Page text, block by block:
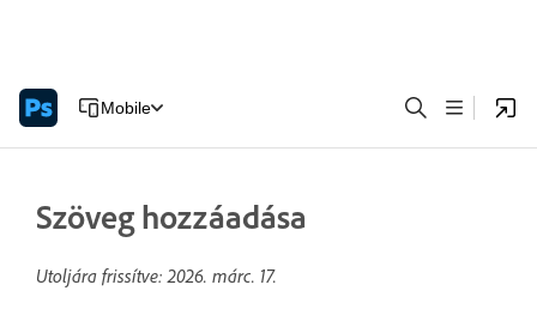
Mobile
Szöveg hozzáadása
Utoljára frissítve:2026. márc. 17.